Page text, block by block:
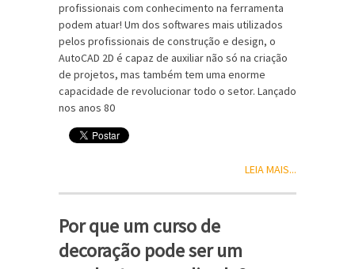
profissionais com conhecimento na ferramenta
podem atuar! Um dos softwares mais utilizados
pelos profissionais de construção e design, o
AutoCAD 2D é capaz de auxiliar não só na criação
de projetos, mas também tem uma enorme
capacidade de revolucionar todo o setor. Lançado
nos anos 80
LEIA MAIS...
Por que um curso de
decoração pode ser um